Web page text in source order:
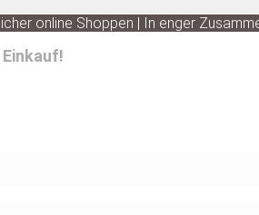
online Shoppen | In enger